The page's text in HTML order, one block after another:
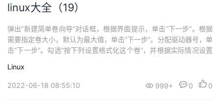
linux大全（19）
弹出“新建简单卷向导”对话框，根据界面提示，单击“下一步”。根据
需要指定卷大小，默认为最大值，单击“下一步”。分配驱动器号，单
击“下一步”。勾选“按下列设置格式化这个卷”，并根据实际情况设置
向导。需要等待片刻让系统完成初始化操作，当卷状态为“状态良好”
时，表示初始化磁盘成功。进入弹性云服务器的计算机，可以看到
Linux
2022-06-18 08:55:10 999+ 0 0